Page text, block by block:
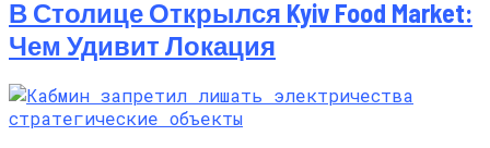
В Столице Открылся Kyiv Food Market:
Чем Удивит Локация